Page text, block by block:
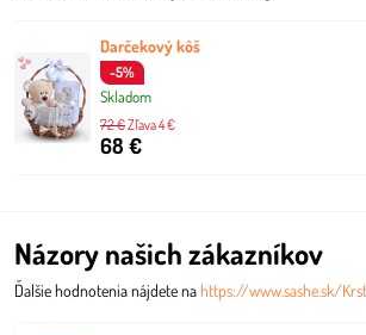
Darčekový kôš
-5%
Skladom
68 €
72 €Zľava 4 €
Názory našich zákazníkov
Ďalšie hodnotenia nájdete nahttps://www.sashe.sk/